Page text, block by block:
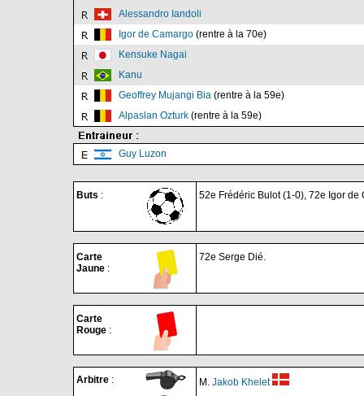
Alessandro Iandoli
Igor de Camargo (rentre à la 70e)
Kensuke Nagai
Kanu
Geoffrey Mujangi Bia (rentre à la 59e)
Alpaslan Ozturk (rentre à la 59e)
Guy Luzon
Buts : 52e Frédéric Bulot (1-0), 72e Igor
Carte
Jaune :
72e Serge Dié.
Carte
Rouge :
Arbitre : M. Jakob Khelet